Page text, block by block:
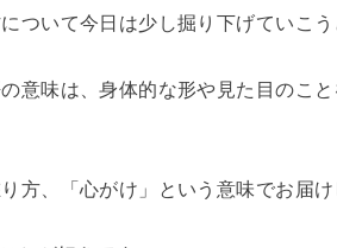
ついて今日は少し掘り下げていこう
意味は、身体的な形や見た目のこ
方、「心がけ」という意味でお届け